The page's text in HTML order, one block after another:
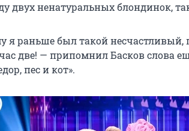
двух ненатуральных блондинок,
я раньше был такой несчастливый,
две! — припомнил Басков слова
пес и кот».